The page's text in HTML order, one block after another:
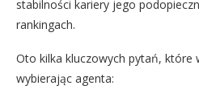
stabilności kariery jego
rankingach.
Oto kilka kluczowych pytań, które
wybierając agenta: